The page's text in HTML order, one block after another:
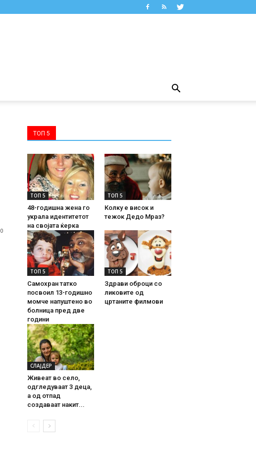
0
ТОП 5
ТОП 5
48-годишна жена го
украла идентитетот
на својата ќерка
ТОП 5
Колку е висок и
тежок Дедо Мраз?
ТОП 5
Самохран татко
посвоил 13-годишно
момче напуштено во
болница пред две
години
ТОП 5
Здрави оброци со
ликовите од
цртаните филмови
СЛАЈДЕР
Живеат во село,
одгледуваат 3 деца,
а од отпад
создаваат накит...